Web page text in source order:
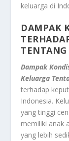
keluarga di
DAMPAK
Dampak
Keluarga
terhadap
Indonesia.
yang tinggi
memiliki anak
yang lebih